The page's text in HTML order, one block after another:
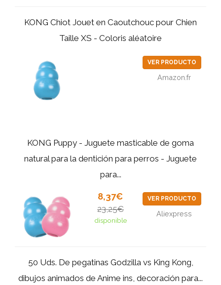
KONG Chiot Jouet en Caoutchouc pour Chien
Taille XS - Coloris aléatoire
VER PRODUCTO
Amazon.fr
KONG Puppy - Juguete masticable de goma
natural para la dentición para perros - Juguete
para...
8,37€
23,25€
disponible
VER PRODUCTO
Aliexpress
50 Uds. De pegatinas Godzilla vs King Kong,
dibujos animados de Anime ins, decoración para...